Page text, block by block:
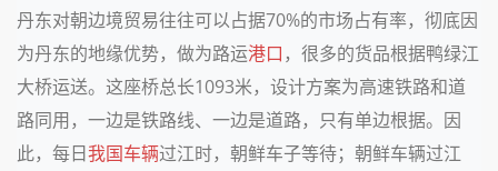
丹东对朝边境贸易往往可以占据70%的市场占有率，彻底因
为丹东的地缘优势，做为路运港口 ，很多的货品根据鸭绿江
大桥运送。这座桥总长1093米，设计方案为高速铁路和道
路同用，一边是铁路线、一边是道路，只有单边根据。因
此，每日我国车辆过江时，朝鲜车子等待；朝鲜车辆过江